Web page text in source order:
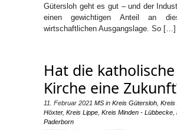
Gütersloh geht es gut – und der
einen gewichtigen Anteil an
wirtschaftlichen Ausgangslage. So […]
Hat die katholische
Kirche eine
11. Februar 2021 MS in Kreis Gütersloh Kreis
Höxter, Kreis Lippe Kreis Minden - Lübbecke
Paderborn